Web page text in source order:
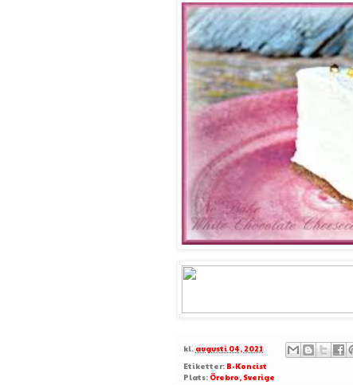
kl. augusti 04, 2021
Etiketter: B-Koncist
Plats: Örebro, Sverige